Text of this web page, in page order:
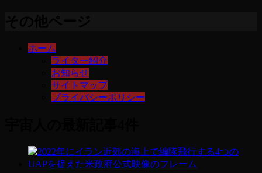
ホーム
ライター紹介
お知らせ
サイトマップ
プライバシーポリシー